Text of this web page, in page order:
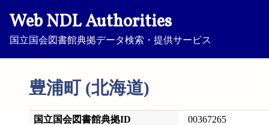
Web NDL Authorities
国立国会図書館典拠データ検索・提供サービス
豊浦町 (北海道)
国立国会図書館典拠ID 00367265